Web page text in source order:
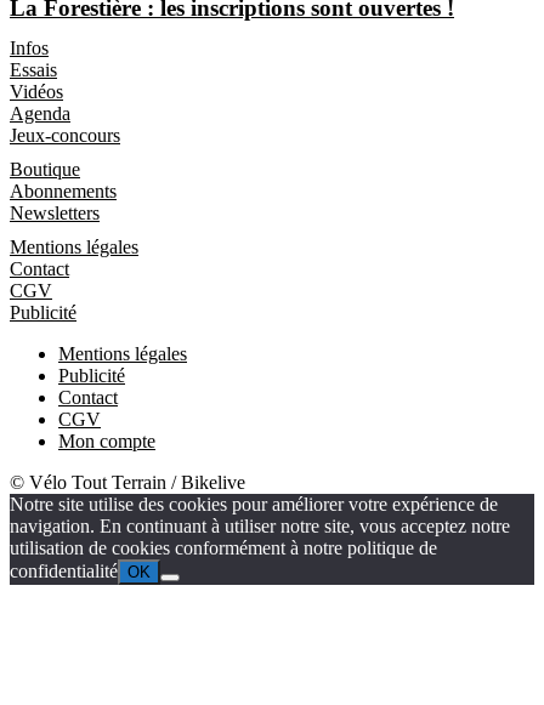
La Forestière : les inscriptions sont ouvertes !
Infos
Essais
Vidéos
Agenda
Jeux-concours
Boutique
Abonnements
Newsletters
Mentions légales
Contact
CGV
Publicité
Mentions légales
Publicité
Contact
CGV
Mon compte
© Vélo Tout Terrain / Bikelive
Notre site utilise des cookies pour améliorer votre expérience de
navigation. En continuant à utiliser notre site, vous acceptez notre
utilisation de cookies conformément à notre politique de
confidentialité OK